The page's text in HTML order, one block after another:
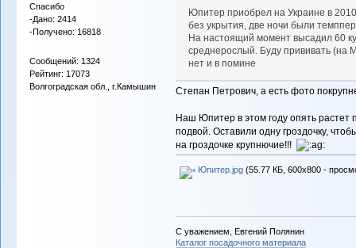
Спасибо
-Дано: 2414
-Получено: 16818
Сообщений: 1324
Рейтинг: 17073
Волгоградская обл., г.Камышин
Юпитер приобрел на Украине в
без укрытия, две ночи были
На настоящий момент высадил 60
среднерослый. Буду прививать (на
нет и в помине
Степан Петрович, а есть фото
Наш Юпитер в этом году опять растет
подвой. Оставили одну гроздочку,
на гроздочке крупнючие!!!
Юпитер.jpg(55.77 КБ, 600x800 -
С уважением, Евгений Полянин
Каталог посадочного материала